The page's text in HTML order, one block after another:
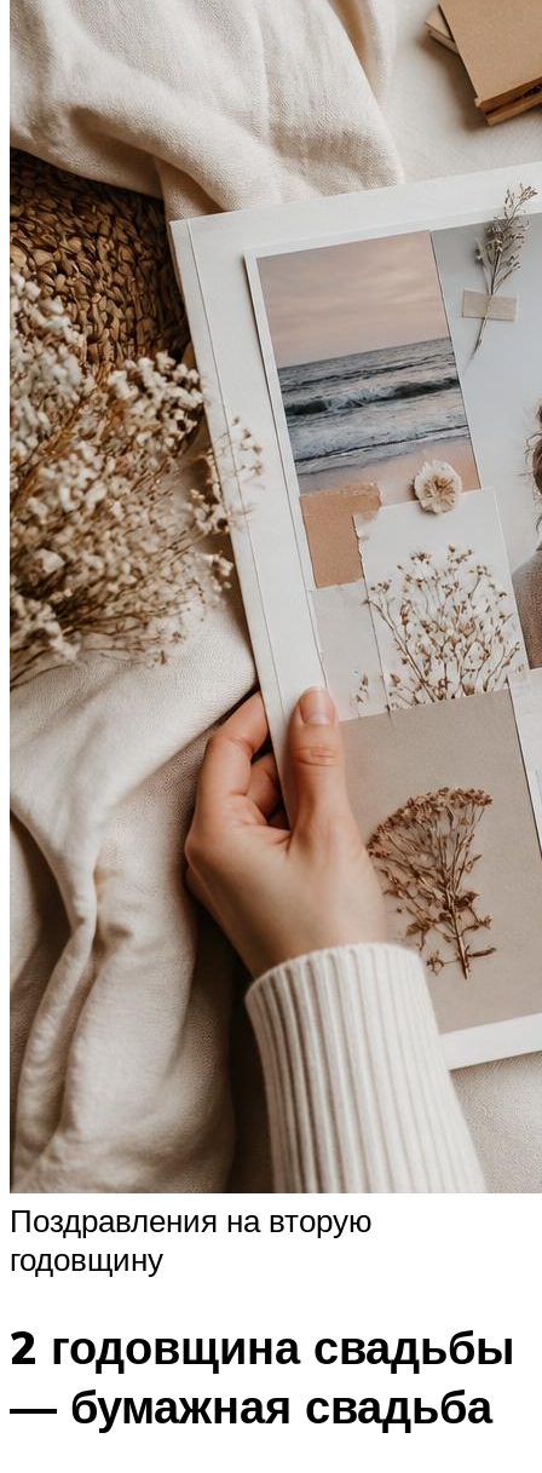
Поздравления на вторую
годовщину
2 годовщина свадьбы
— бумажная свадьба